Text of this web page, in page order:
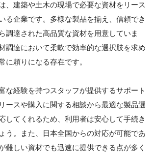
、建築や土木の現場で必要な資材をリース
る企業です。多様な製品を揃え、信頼でき
調達された高品質な資材を用意していま
調達において柔軟で効率的な選択肢を求め
に頼りになる存在です。
な経験を持つスタッフが提供するサポート
ースや購入に関する相談から最適な製品選
してくれるため、利用者は安心して手続き
う。また、日本全国からの対応が可能であ
難しい資材でも迅速に提供できる点が多く